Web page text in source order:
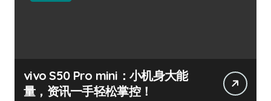
vivo S50 Pro mini：小机身大能
量，资讯一手轻松掌控！